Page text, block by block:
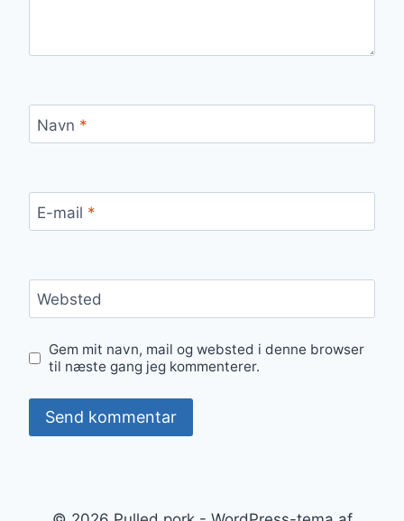
Navn *
E-mail *
Websted
Gem mit navn, mail og websted i denne browser
til næste gang jeg kommenterer.